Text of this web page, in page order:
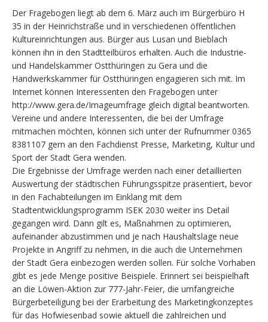
Der Fragebogen liegt ab dem 6. März auch im Bürgerbüro H
35 in der Heinrichstraße und in verschiedenen öffentlichen
Kultureinrichtungen aus. Bürger aus Lusan und Bieblach
können ihn in den Stadtteilbüros erhalten. Auch die Industrie-
und Handelskammer Ostthüringen zu Gera und die
Handwerkskammer für Ostthüringen engagieren sich mit. Im
Internet können Interessenten den Fragebogen unter
http://www.gera.de/Imageumfrage gleich digital beantworten.
Vereine und andere Interessenten, die bei der Umfrage
mitmachen möchten, können sich unter der Rufnummer 0365
8381107 gern an den Fachdienst Presse, Marketing, Kultur und
Sport der Stadt Gera wenden.
Die Ergebnisse der Umfrage werden nach einer detaillierten
Auswertung der städtischen Führungsspitze präsentiert, bevor
in den Fachabteilungen im Einklang mit dem
Stadtentwicklungsprogramm ISEK 2030 weiter ins Detail
gegangen wird. Dann gilt es, Maßnahmen zu optimieren,
aufeinander abzustimmen und je nach Haushaltslage neue
Projekte in Angriff zu nehmen, in die auch die Unternehmen
der Stadt Gera einbezogen werden sollen. Für solche Vorhaben
gibt es jede Menge positive Beispiele. Erinnert sei beispielhaft
an die Löwen-Aktion zur 777-Jahr-Feier, die umfangreiche
Bürgerbeteiligung bei der Erarbeitung des Marketingkonzeptes
für das Hofwiesenbad sowie aktuell die zahlreichen und